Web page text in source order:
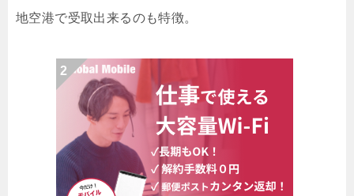
地空港で受取出来るのも特徴。